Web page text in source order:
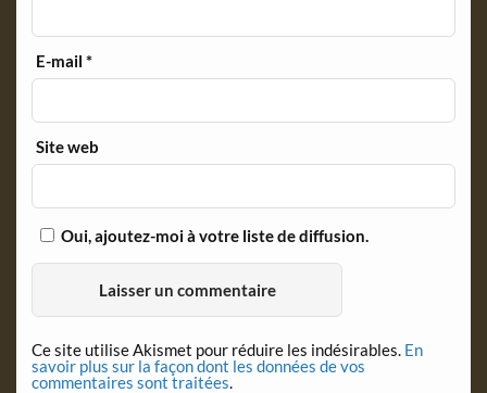
E-mail*
Site web
Oui, ajoutez-moi à votre liste de diffusion.
Ce site utilise Akismet pour réduire les indésirables. En
savoir plus sur la façon dont les données de vos
commentaires sont traitées.